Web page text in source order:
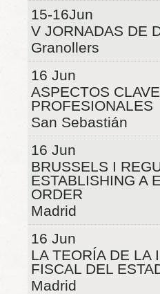
15-16Jun
V JORNADAS DE
Granollers
16 Jun
ASPECTOS
PROFESIONALES
San Sebastián
16 Jun
BRUSSELS I
ESTABLISHING A
ORDER
Madrid
16 Jun
LA TEORÍA DE LA
FISCAL DEL
Madrid